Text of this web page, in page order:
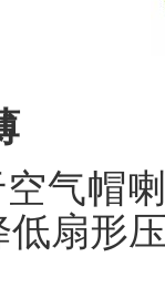
气帽
扇形